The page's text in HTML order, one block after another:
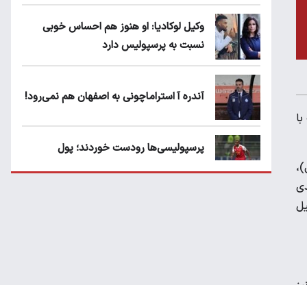
با
وکیل لوکادیا: او هنوز هم احساس خوبی
نسبت به پرسپولیس دارد
آندره آ استراماچونی به اصفهان هم نمی‌رود!
پرسپولیسی‌ها رودست خوردند؛ پول